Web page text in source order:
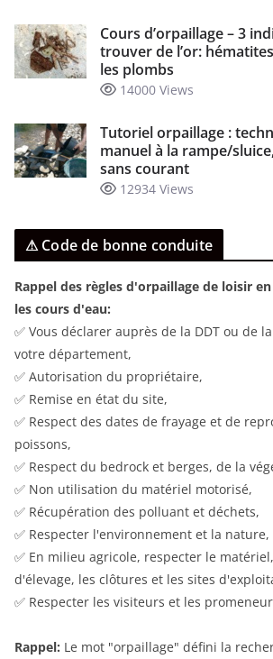
Cours d’orpaillage – 3
trouver de l’or:
les plombs
14000 Views
Tutoriel orpaillage :
manuel à la rampe/
sans courant
12934 Views
⚠ Code de bonne conduite
Rappel des règles d'orpaillage de loisir
les cours d'eau:
✅ Vous déclarer auprès de la DDT ou de
votre département,
✅ Autorisation du propriétaire,
✅ Remise en état du site,
✅ Respect des dates de frayage et de
poissons,
✅ Respect du bedrock et berges, de la
✅ Non utilisation du matériel motorisé,
✅ Récupération des polluant et déchets,
✅ Respecter l'environnement et la nature,
✅ En milieu agricole, respecter le
d'élevage, les clôtures et les sites
✅ Respecter les visiteurs et les
Rappel: Le mot "orpaillage" défini la